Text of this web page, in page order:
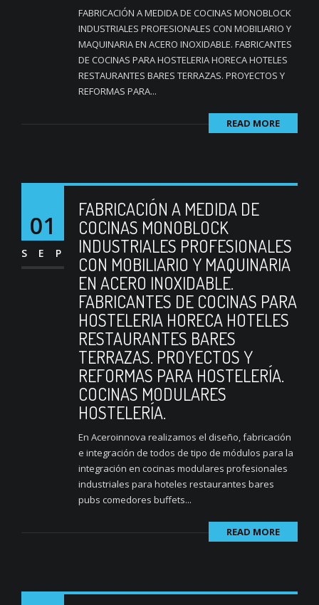
FABRICACIÓN A MEDIDA DE COCINAS MONOBLOCK
INDUSTRIALES PROFESIONALES CON MOBILIARIO Y
MAQUINARIA EN ACERO INOXIDABLE. FABRICANTES
DE COCINAS PARA HOSTELERIA HORECA HOTELES
RESTAURANTES BARES TERRAZAS. PROYECTOS Y
REFORMAS PARA...
READ MORE
01
SEP
FABRICACIÓN A MEDIDA DE
COCINAS MONOBLOCK
INDUSTRIALES PROFESIONALES
CON MOBILIARIO Y MAQUINARIA
EN ACERO INOXIDABLE.
FABRICANTES DE COCINAS PARA
HOSTELERIA HORECA HOTELES
RESTAURANTES BARES
TERRAZAS. PROYECTOS Y
REFORMAS PARA HOSTELERÍA.
COCINAS MODULARES
HOSTELERÍA.
En Aceroinnova realizamos el diseño, fabricación
e integración de todos de tipo de módulos para la
integración en cocinas modulares profesionales
industriales para hoteles restaurantes bares
pubs comedores buffets...
READ MORE